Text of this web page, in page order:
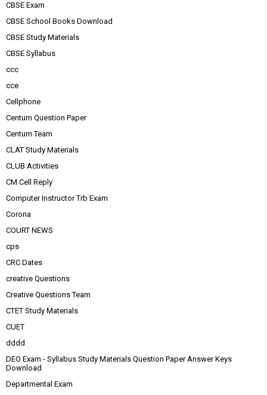
CBSE Exam
CBSE School Books Download
CBSE Study Materials
CBSE Syllabus
ccc
cce
Cellphone
Centum Question Paper
Centum Team
CLAT Study Materials
CLUB Activities
CM Cell Reply
Computer Instructor Trb Exam
Corona
COURT NEWS
cps
CRC Dates
creative Questions
Creative Questions Team
CTET Study Materials
CUET
dddd
DEO Exam - Syllabus Study Materials Question Paper Answer Keys
Download
Departmental Exam